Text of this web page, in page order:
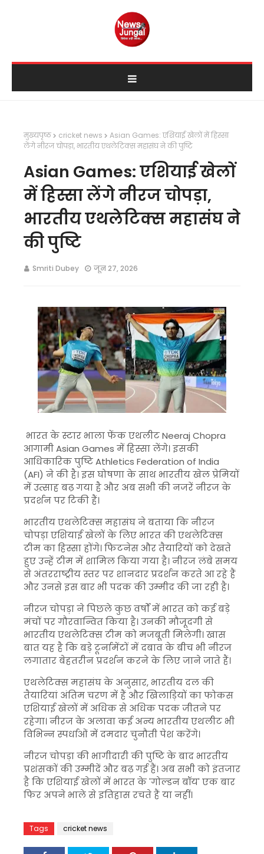
मुख्यपृष्ठ cricket news
Asian Games: एशियाई खेलों में हिस्सा
लेंगे नीरज चोपड़ा, भारतीय एथलेटिक्स महासंघ ने की पुष्टि
Asian Games: एशियाई खेलों
में हिस्सा लेंगे नीरज चोपड़ा,
भारतीय एथलेटिक्स महासंघ ने
की पुष्टि
Smriti Dubey जून 27, 2026
भारत के स्टार भाला फेंक एथलीटNeeraj Chopra
आगामीAsian Games में हिस्सा लेंगे। इसकी
आधिकारिक पुष्टिAthletics Federation of India
(AFI) ने की है। इस घोषणा के साथ भारतीय खेल प्रेमियों
में उत्साह बढ़ गया है और अब सभी की नजरें नीरज के
प्रदर्शन पर टिकी हैं।
भारतीय एथलेटिक्स महासंघ ने बताया कि नीरज
चोपड़ा एशियाई खेलों के लिए भारत की एथलेटिक्स
टीम का हिस्सा होंगे। फिटनेस और तैयारियों को देखते
हुए उन्हें टीम में शामिल किया गया है। नीरज लंबे समय
से अंतरराष्ट्रीय स्तर पर शानदार प्रदर्शन करते आ रहे हैं
और उनसे इस बार भी पदक की उम्मीद की जा रही है।
नीरज चोपड़ा ने पिछले कुछ वर्षों में भारत को कई बड़े
मंचों पर गौरवान्वित किया है। उनकी मौजूदगी से
भारतीय एथलेटिक्स टीम को मजबूती मिलेगी। खास
बात यह है कि बड़े टूर्नामेंटों में दबाव के बीच भी नीरज
लगातार बेहतरीन प्रदर्शन करने के लिए जाने जाते हैं।
एथलेटिक्स महासंघ के अनुसार, भारतीय दल की
तैयारियां अंतिम चरण में हैं और खिलाड़ियों का फोकस
एशियाई खेलों में अधिक से अधिक पदक जीतने पर
रहेगा। नीरज के अलावा कई अन्य भारतीय एथलीट भी
विभिन्न स्पर्धाओं में दमदार चुनौती पेश करेंगे।
नीरज चोपड़ा की भागीदारी की पुष्टि के बाद भारतीय
प्रशंसकों की उम्मीदें और बढ़ गई हैं। अब सभी को इंतजार
है कि एशियाई खेलों में भारत के 'गोल्डन बॉय' एक बार
फिर अपने भाले से इतिहास रचते हैं या नहीं।
Tags cricket news